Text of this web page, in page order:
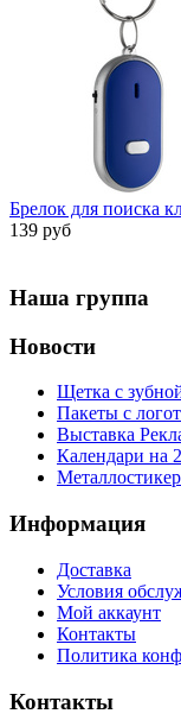
Брелок для поиска
139 руб
Наша группа
Новости
Щетка с
Пакеты с
Выставка
Календари на
Информация
Доставка
Условия
Мой аккаунт
Контакты
Политика
Контакты